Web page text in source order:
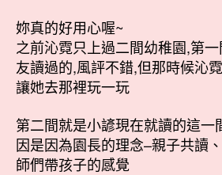
妳真的好用心喔~
之前沁霓只上過二間幼稚園,第
友讀過的,風評不錯,但那時候沁
讓她去那裡玩一玩
第二間就是小諺現在就讀的這一
因是因為園長的理念–親子共讀
師們帶孩子的感覺